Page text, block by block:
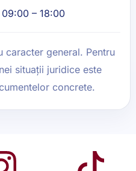
09:00 – 18:00
caracter general. Pentru
situații juridice este
concrete.